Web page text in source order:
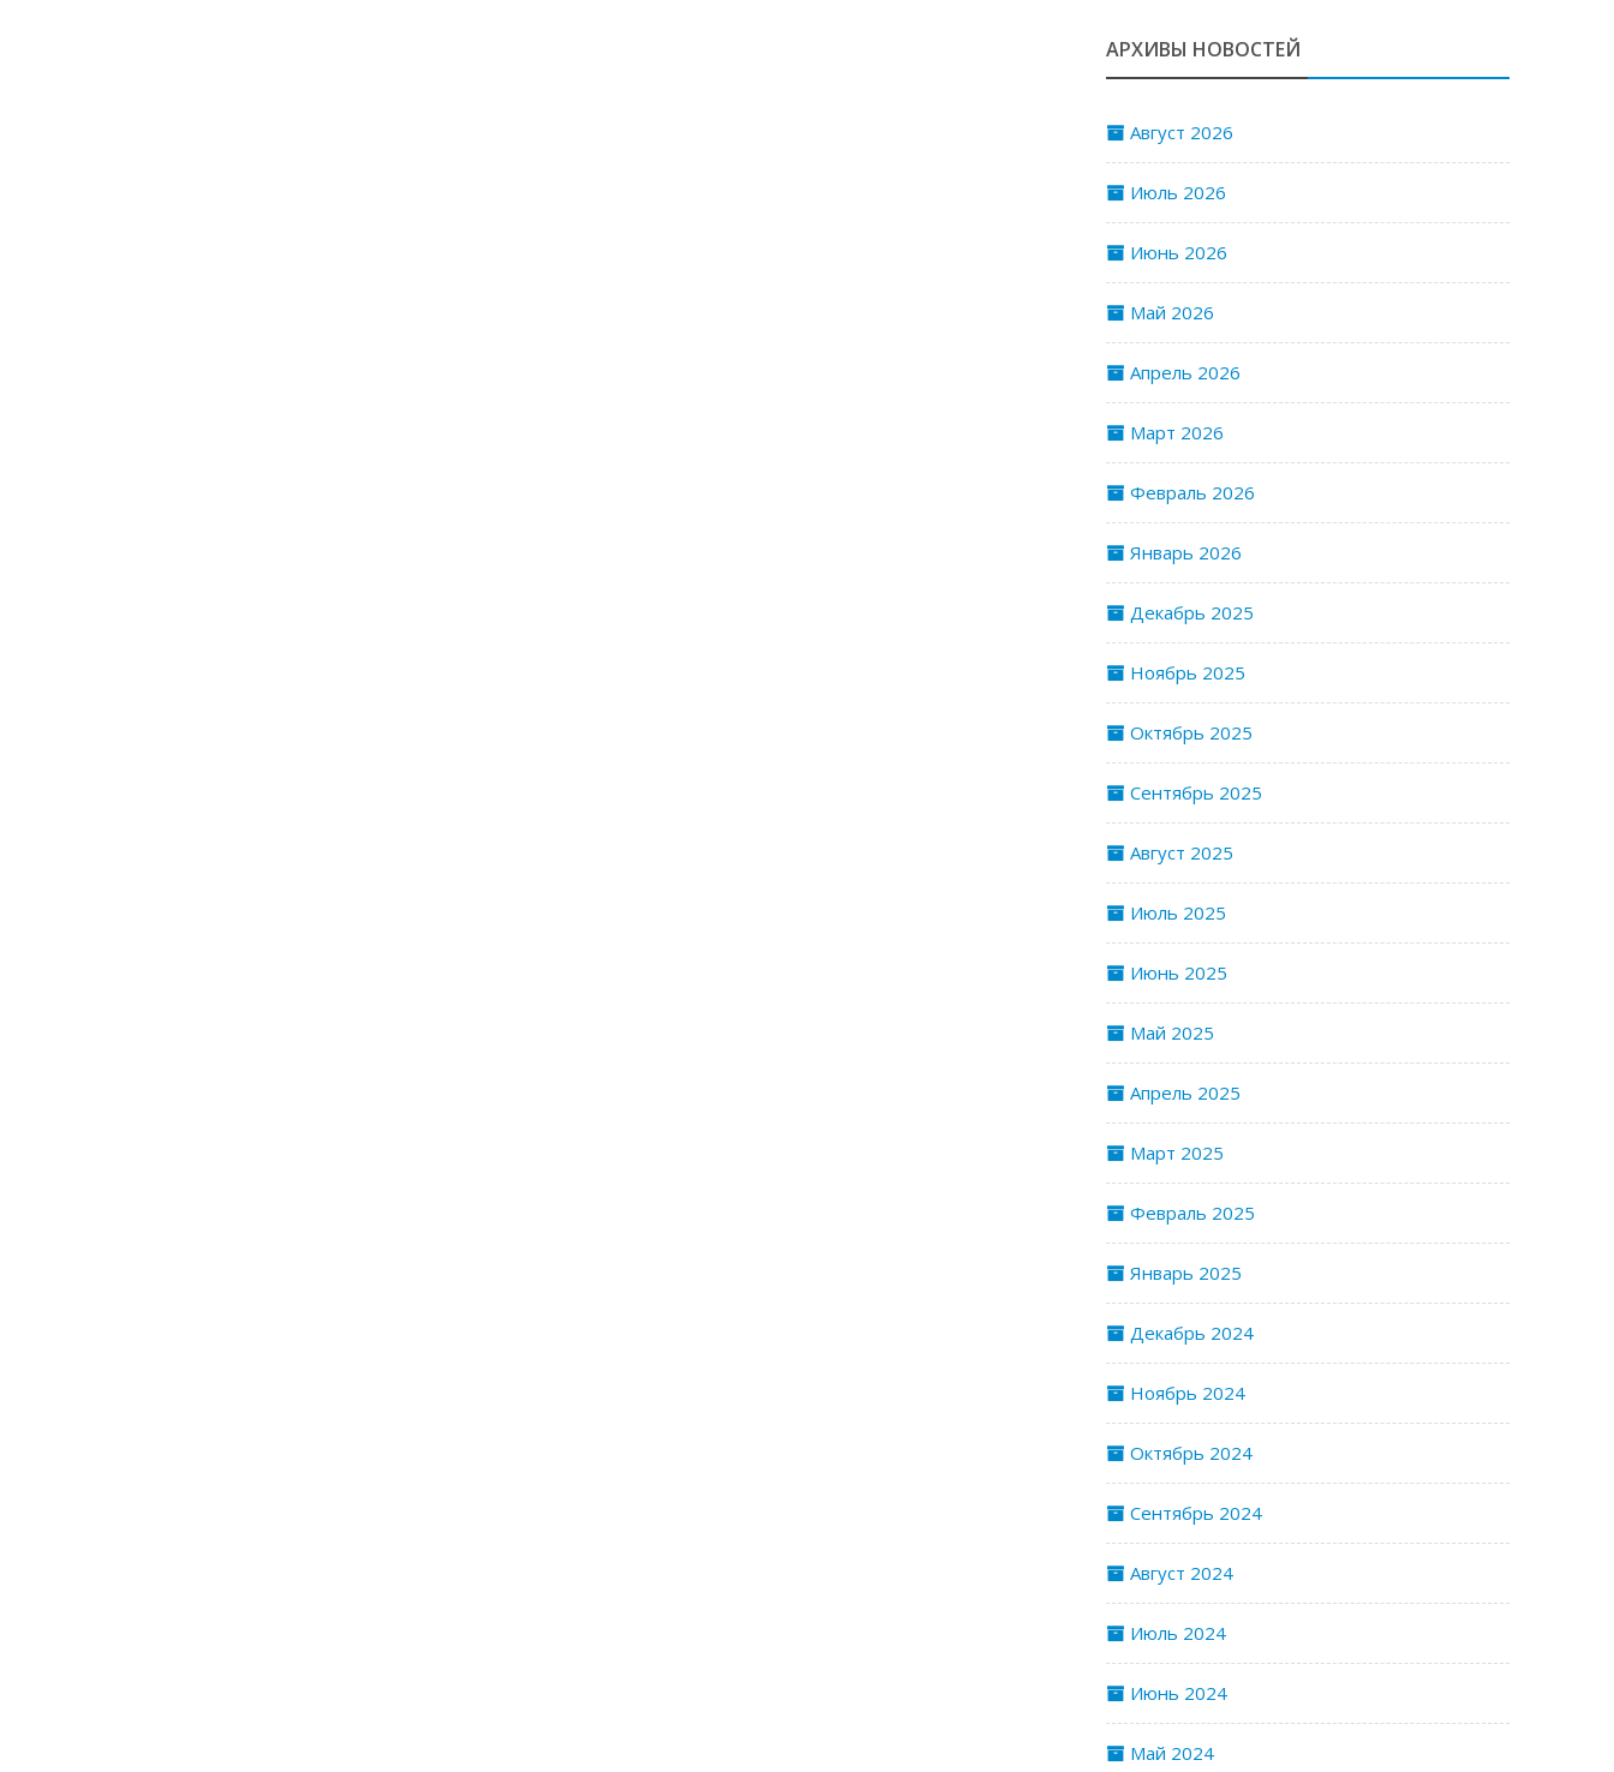
АРХИВЫ НОВОСТЕЙ
Август 2026
Июль 2026
Июнь 2026
Май 2026
Апрель 2026
Март 2026
Февраль 2026
Январь 2026
Декабрь 2025
Ноябрь 2025
Октябрь 2025
Сентябрь 2025
Август 2025
Июль 2025
Июнь 2025
Май 2025
Апрель 2025
Март 2025
Февраль 2025
Январь 2025
Декабрь 2024
Ноябрь 2024
Октябрь 2024
Сентябрь 2024
Август 2024
Июль 2024
Июнь 2024
Май 2024